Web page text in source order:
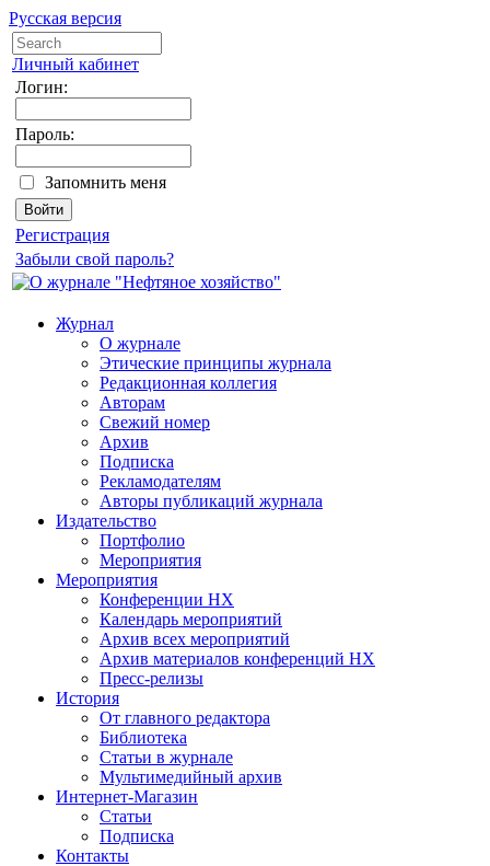
Русская версия
Личный кабинет
Логин:
Пароль:
Запомнить меня
Регистрация
Забыли свой пароль?
Журнал
О журнале
Этические принципы журнала
Редакционная коллегия
Авторам
Свежий номер
Архив
Подписка
Рекламодателям
Авторы публикаций журнала
Издательство
Портфолио
Мероприятия
Мероприятия
Конференции НХ
Календарь мероприятий
Архив всех мероприятий
Архив материалов конференций НХ
Пресс-релизы
История
От главного редактора
Библиотека
Статьи в журнале
Мультимедийный архив
Интернет-Магазин
Статьи
Подписка
Контакты